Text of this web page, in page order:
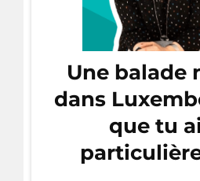
Une balade
dans
que tu